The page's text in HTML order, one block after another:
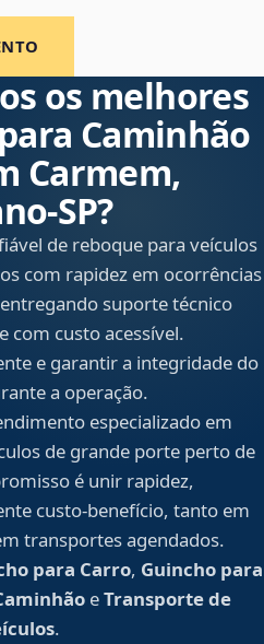
os melhores
Caminhão
Carmem,
de reboque para veículos
com rapidez em ocorrências
suporte técnico
com custo acessível.
e garantir a integridade do
a operação.
especializado em
de grande porte perto de
é unir rapidez,
custo-benefício, tanto em
transportes agendados.
para Carro, Guincho para
eTransporte de
.